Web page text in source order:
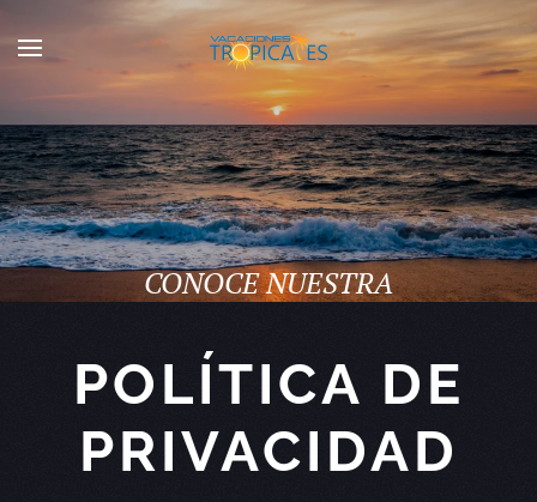
Skip to main content
CONOCE NUESTRA
POLÍTICA DE
PRIVACIDAD